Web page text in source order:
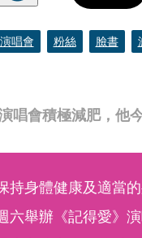
唱會積極減肥，他
演唱會 粉絲 臉書
持身體健康及適當
六舉辦《記得愛》